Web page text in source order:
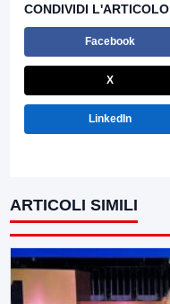
CONDIVIDI L'ARTICOLO
Facebook
X
LinkedIn
ARTICOLI SIMILI